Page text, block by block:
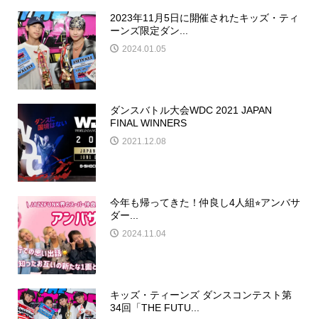
2023年11月5日に開催されたキッズ・ティ
ーンズ限定ダン...
2024.01.05
ダンスバトル大会WDC 2021 JAPAN
FINAL WINNERS
2021.12.08
今年も帰ってきた！仲良し4人組⭐︎アンバサ
ダー...
2024.11.04
キッズ・ティーンズ ダンスコンテスト第
34回「THE FUTU...